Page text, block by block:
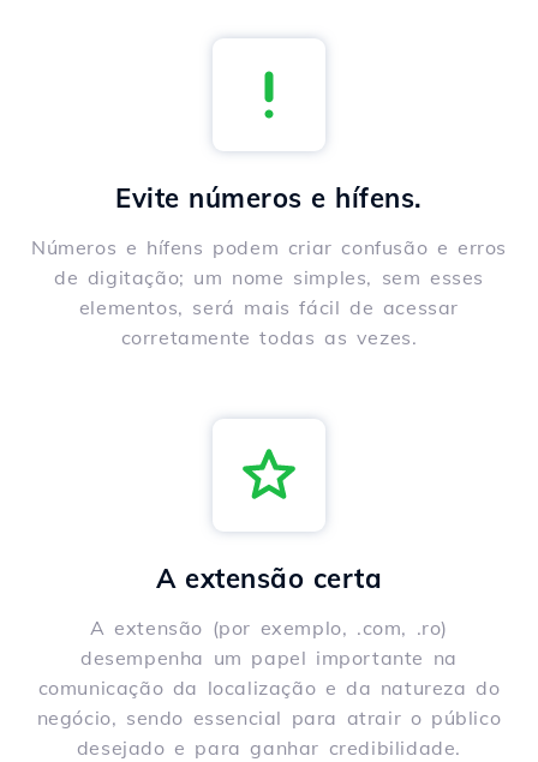
Evite números e hífens.
Números e hífens podem criar confusão e erros
de digitação; um nome simples, sem esses
elementos, será mais fácil de acessar
corretamente todas as vezes.
A extensão certa
A extensão (por exemplo, .com, .ro)
desempenha um papel importante na
comunicação da localização e da natureza do
negócio, sendo essencial para atrair o público
desejado e para ganhar credibilidade.